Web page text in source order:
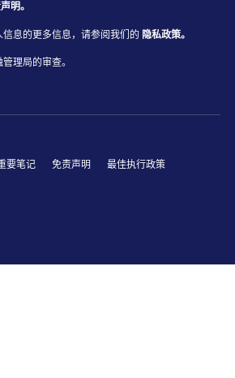
明。
息的更多信息，请参阅我们的 隐私政策。
理局的审查。
要笔记 免责声明 最佳执行政策